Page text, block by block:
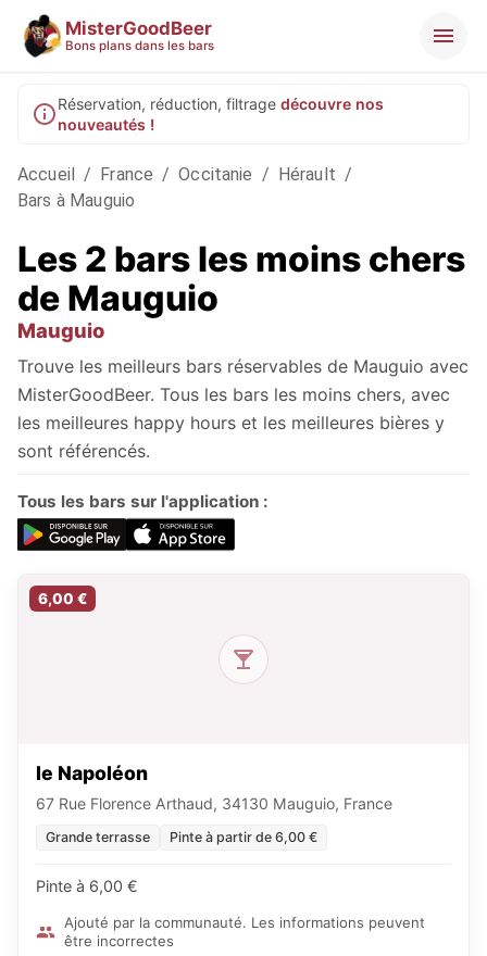
MisterGoodBeer
Bons plans dans les bars
Réservation, réduction, filtrage découvre nos
nouveautés !
Accueil / France / Occitanie / Hérault /
Bars à Mauguio
Les 2 bars les moins chers
de Mauguio
Mauguio
Trouve les meilleurs bars réservables de Mauguio avec
MisterGoodBeer. Tous les bars les moins chers, avec
les meilleures happy hours et les meilleures bières y
sont référencés.
Tous les bars sur l'application :
6,00 €
le Napoléon
67 Rue Florence Arthaud, 34130 Mauguio, France
Grande terrasse Pinte à partir de 6,00 €
Pinte à 6,00 €
Ajouté par la communauté. Les informations peuvent
être incorrectes